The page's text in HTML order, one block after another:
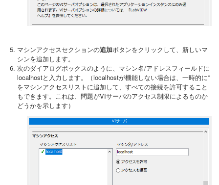
マシンアクセスセクションの追加ボタンをクリックして、新しいマ
シンを追加します。
次のダイアログボックスのように、マシン名/アドレスフィールドに
localhostと入力します。（localhostが機能しない場合は、一時的に*
をマシンアクセスリストに追加して、すべての接続を許可すること
もできます。これは、問題がVIサーバのアクセス制限によるものか
どうかを示します）